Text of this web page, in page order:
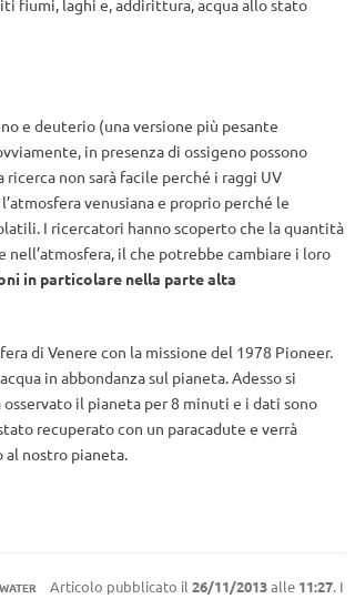
fiumi, laghi e, addirittura, acqua allo stato
e deuterio (una versione più pesante
in presenza di ossigeno possono
ricerca non sarà facile perché i raggi UV
venusiana e proprio perché le
I ricercatori hanno scoperto che la quantità
il che potrebbe cambiare i loro
in particolare nella parte alta
di Venere con la missione del 1978 Pioneer.
in abbondanza sul pianeta. Adesso si
il pianeta per 8 minuti e i dati sono
recuperato con un paracadute e verrà
nostro pianeta.
WATER Articolo pubblicato il 26/11/2013alle 11:27. I